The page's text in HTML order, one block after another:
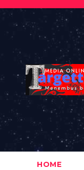
Skip
content
HOME